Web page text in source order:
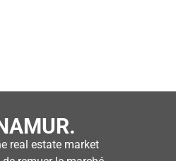
real estate market